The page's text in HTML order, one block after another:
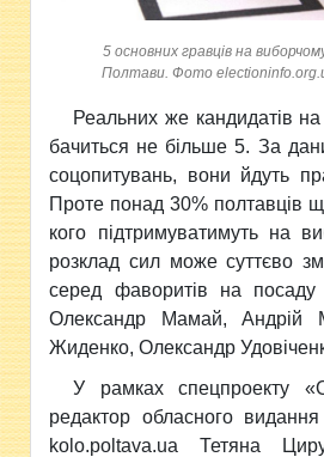
5 основних гравців на
Полтави. Фото
Реальних же кандидатів
бачиться не більше 5. За
соцопитувань, вони йдуть
Проте понад 30% полтавців
кого підтримуватимуть на
розклад сил може суттєво
серед фаворитів на
Олександр Мамай, Андрій
Жиденко, Олександр
У рамках спецпроекту
редактор обласного
kolo.poltava.ua Тетяна